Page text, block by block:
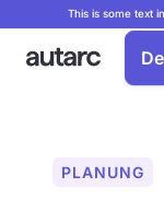
This is some text
PLANUNG